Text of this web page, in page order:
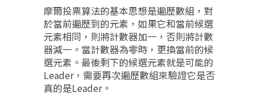
摩爾投票算法的基本思想是遍歷數組，對
於當前遍歷到的元素，如果它和當前候選
元素相同，則將計數器加一，否則將計數
器減一。當計數器為零時，更換當前的候
選元素。最後剩下的候選元素就是可能的
Leader，需要再次遍歷數組來驗證它是否
真的是Leader。